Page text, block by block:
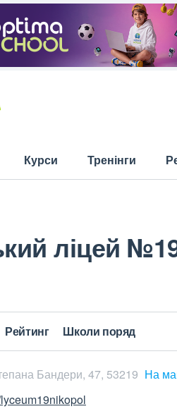
Курси Тренінги
ліцей
Рейтинг Школи поряд
Бандери, 47, 53219 На